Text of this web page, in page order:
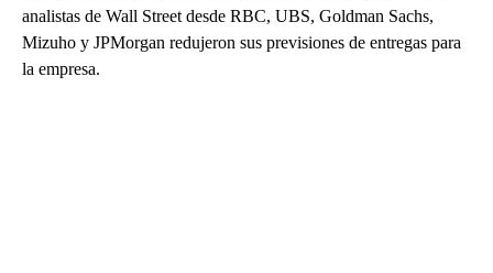
analistas de Wall Street desde RBC, UBS, Goldman Sachs,
Mizuho y JPMorgan redujeron sus previsiones de entregas para
la empresa.